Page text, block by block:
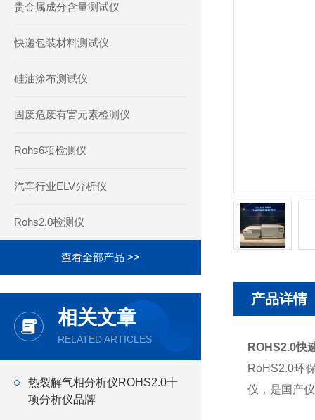
贵金属成分含量测试仪
快递包装材料测试仪
硅油涂布测试仪
固废危废有害元素检测仪
Rohs6项检测仪
汽车行业ELV分析仪
Rohs2.0检测仪
查看全部产品 >>
相关文章
RELATED ARTICLES
热裂解气相分析仪ROHS2.0十
项分析仪品牌
产品详情
ROHS2.0快
RoHS2.0环
仪，是国产